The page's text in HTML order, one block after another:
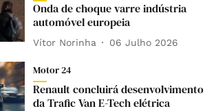
Onda de choque varre indústria
automóvel europeia
Vítor Norinha 06 Julho 2026
Motor 24
Renault concluirá desenvolvimento
da Trafic Van E-Tech elétrica